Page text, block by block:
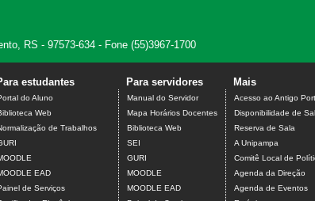
RS - 97573-634 - Fone (55)3967-1700
estudantes
do Aluno
Web
de Trabalhos
EAD
de Serviços
Para servidores
Manual do Servidor
Mapa Horários Docentes
Biblioteca Web
SEI
GURI
MOODLE
MOODLE EAD
Mais
Acesso ao Antigo
Disponibilidade de
Reserva de Sala
A Unipampa
Comitê Local de
Agenda da Direção
Agenda de Eventos